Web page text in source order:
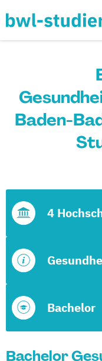
Baden-
Bachelor
4
Bachelor